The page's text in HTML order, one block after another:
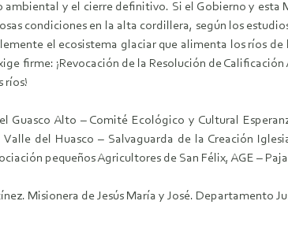
ambiental y el cierre definitivo. Si el Gobierno y
condiciones en la alta cordillera, según los
el ecosistema glaciar que alimenta los ríos
firme: ¡Revocación de la Resolución de
ríos!
Guasco Alto – Comité Ecológico y Cultural
del Huasco – Salvaguarda de la Creación
pequeños Agricultores de San Félix, AGE –
Misionera de Jesús María y José. Departamento